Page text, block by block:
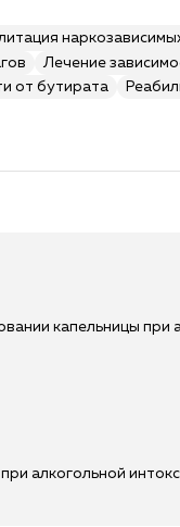
Лечение
от бутирата
капельницы
алкогольной